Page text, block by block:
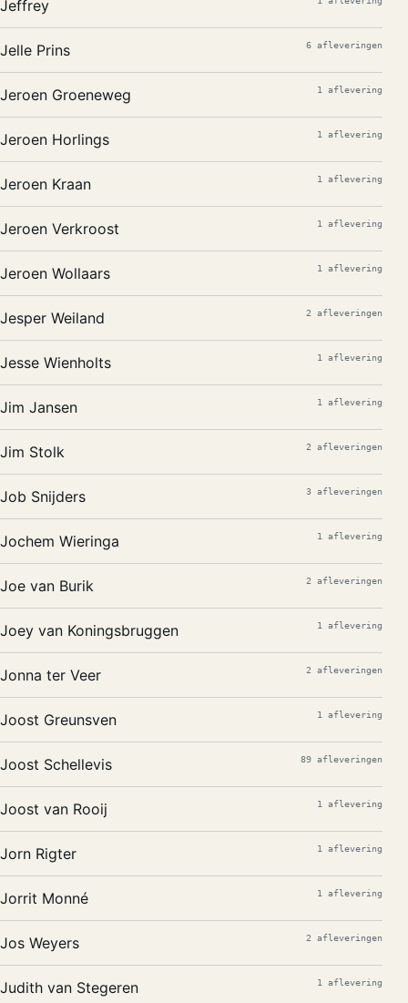
Jeffrey
Jelle Prins 6 afleveringen
Jeroen Groeneweg 1 aflevering
Jeroen Horlings 1 aflevering
Jeroen Kraan 1 aflevering
Jeroen Verkroost 1 aflevering
Jeroen Wollaars 1 aflevering
Jesper Weiland 2 afleveringen
Jesse Wienholts 1 aflevering
Jim Jansen 1 aflevering
Jim Stolk 2 afleveringen
Job Snijders 3 afleveringen
Jochem Wieringa 1 aflevering
Joe van Burik 2 afleveringen
Joey van Koningsbruggen 1 aflevering
Jonna ter Veer 2 afleveringen
Joost Greunsven 1 aflevering
Joost Schellevis 89 afleveringen
Joost van Rooij 1 aflevering
Jorn Rigter 1 aflevering
Jorrit Monné 1 aflevering
Jos Weyers 2 afleveringen
Judith van Stegeren 1 aflevering